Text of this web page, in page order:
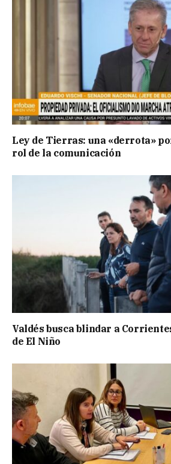
Ley de Tierras: una «derrota»
rol de la comunicación
Valdés busca blindar a
de El Niño